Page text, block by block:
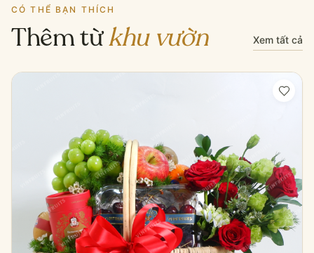
CÓ THỂ BẠN THÍCH
Thêm từkhu vườn Xem tất cả